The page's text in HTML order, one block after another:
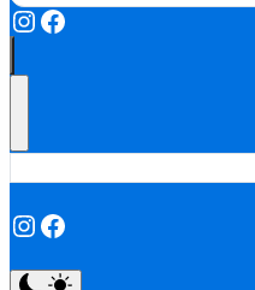
Instagram
Facebook
Instagram
Facebook